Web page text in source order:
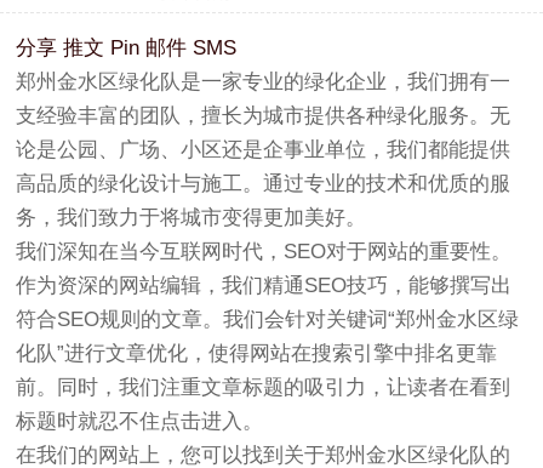
分享 推文 Pin 邮件 SMS
郑州金水区绿化队是一家专业的绿化企业，我们拥有一
支经验丰富的团队，擅长为城市提供各种绿化服务。无
论是公园、广场、小区还是企事业单位，我们都能提供
高品质的绿化设计与施工。通过专业的技术和优质的服
务，我们致力于将城市变得更加美好。
我们深知在当今互联网时代，SEO对于网站的重要性。
作为资深的网站编辑，我们精通SEO技巧，能够撰写出
符合SEO规则的文章。我们会针对关键词“郑州金水区绿
化队”进行文章优化，使得网站在搜索引擎中排名更靠
前。同时，我们注重文章标题的吸引力，让读者在看到
标题时就忍不住点击进入。
在我们的网站上，您可以找到关于郑州金水区绿化队的